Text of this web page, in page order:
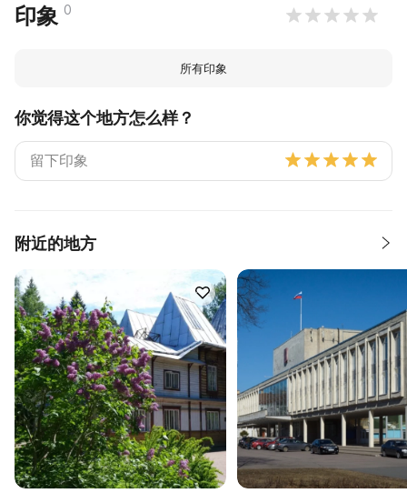
印象 0
所有印象
你觉得这个地方怎么样？
附近的地方